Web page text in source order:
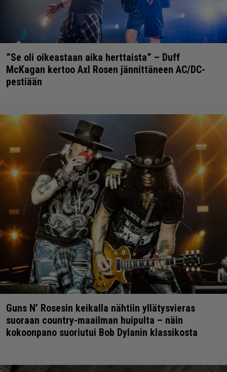
”Se oli oikeastaan aika herttaista” – Duff
McKagan kertoo Axl Rosen jännittäneen AC/DC-
pestiään
Guns N’ Rosesin keikalla nähtiin yllätysvieras
suoraan country-maailman huipulta – näin
kokoonpano suoriutui Bob Dylanin klassikosta